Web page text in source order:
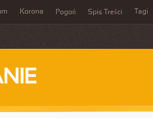
Korona Pogoń Spis Treści Tagi